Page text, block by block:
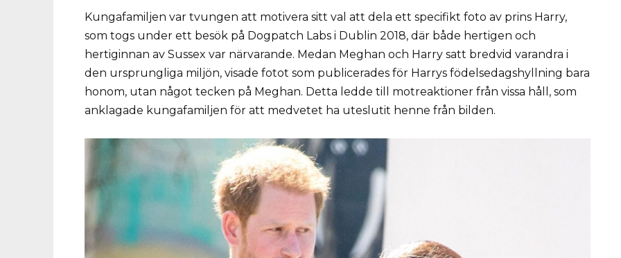
Kungafamiljen var tvungen att motivera sitt val att dela ett specifikt foto av prins Harry,
som togs under ett besök på Dogpatch Labs i Dublin 2018, där både hertigen och
hertiginnan av Sussex var närvarande. Medan Meghan och Harry satt bredvid varandra i
den ursprungliga miljön, visade fotot som publicerades för Harrys födelsedagshyllning bara
honom, utan något tecken på Meghan. Detta ledde till motreaktioner från vissa håll, som
anklagade kungafamiljen för att medvetet ha uteslutit henne från bilden.